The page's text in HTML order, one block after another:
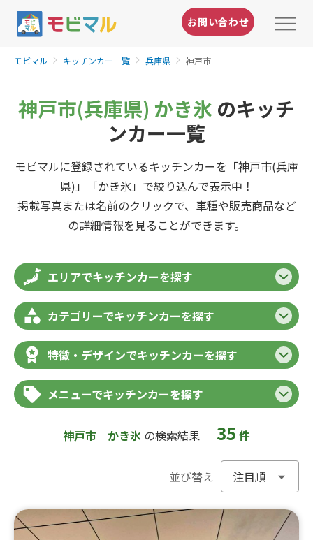
お問い合わせ
モビマル キッチンカー一覧 兵庫県 神戸市
神戸市(兵庫県) かき氷 のキッチ
ンカー一覧
モビマルに登録されているキッチンカーを「神戸市(兵庫
県)」「かき氷」で絞り込んで表示中！
掲載写真または名前のクリックで、車種や販売商品など
の詳細情報を見ることができます。
エリアでキッチンカーを探す
カテゴリーでキッチンカーを探す
特徴・デザインでキッチンカーを探す
メニューでキッチンカーを探す
神戸市 かき氷 の検索結果 35 件
並び替え